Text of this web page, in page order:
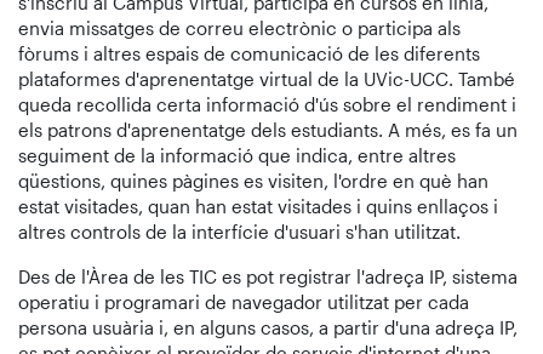
envia missatges de correu electrònic o participa als
fòrums i altres espais de comunicació de les diferents
plataformes d'aprenentatge virtual de la UVic-UCC. També
queda recollida certa informació d'ús sobre el rendiment i
els patrons d'aprenentatge dels estudiants. A més, es fa un
seguiment de la informació que indica, entre altres
qüestions, quines pàgines es visiten, l'ordre en què han
estat visitades, quan han estat visitades i quins enllaços i
altres controls de la interfície d'usuari s'han utilitzat.
Des de l'Àrea de les TIC es pot registrar l'adreça IP, sistema
operatiu i programari de navegador utilitzat per cada
persona usuària i, en alguns casos, a partir d'una adreça IP,